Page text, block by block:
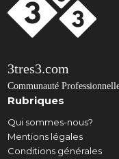
3tres3.com
Communauté
Rubriques
Qui sommes-nous?
Mentions légales
Conditions générales